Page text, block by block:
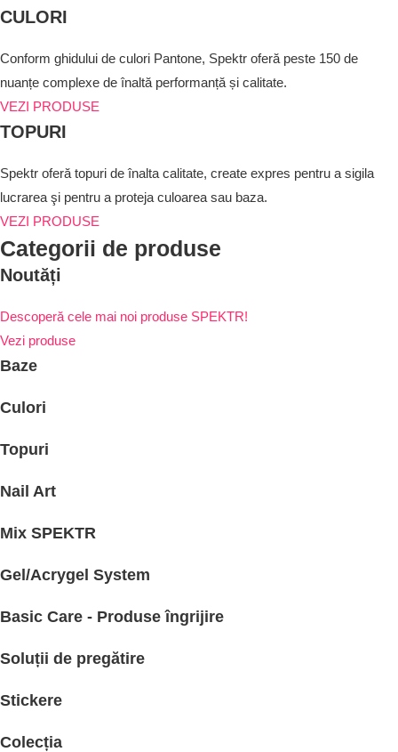
CULORI
Conform ghidului de culori Pantone, Spektr oferă peste 150 de
nuanțe complexe de înaltă performanță și calitate.
VEZI PRODUSE
TOPURI
Spektr oferă topuri de înalta calitate, create expres pentru a sigila
lucrarea şi pentru a proteja culoarea sau baza.
VEZI PRODUSE
Categorii de produse
Noutăți
Descoperă cele mai noi produse SPEKTR!
Vezi produse
Baze
Culori
Topuri
Nail Art
Mix SPEKTR
Gel/Acrygel System
Basic Care - Produse îngrijire
Soluții de pregătire
Stickere
Colecția